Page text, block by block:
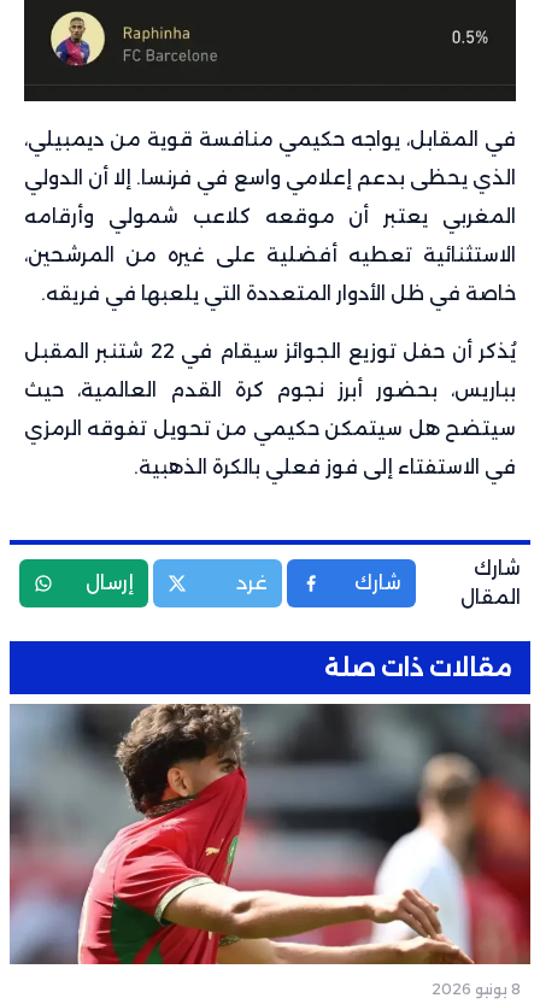
في المقابل، يواجه حكيمي منافسة قوية من ديمبيلي،
الذي يحظى بدعم إعلامي واسع في فرنسا. إلا أن الدولي
المغربي يعتبر أن موقعه كلاعب شمولي وأرقامه
الاستثنائية تعطيه أفضلية على غيره من المرشحين،
خاصة في ظل الأدوار المتعددة التي يلعبها في فريقه.
يُذكر أن حفل توزيع الجوائز سيقام في 22 شتنبر المقبل
بباريس، بحضور أبرز نجوم كرة القدم العالمية، حيث
سيتضح هل سيتمكن حكيمي من تحويل تفوقه الرمزي
في الاستفتاء إلى فوز فعلي بالكرة الذهبية.
شارك
المقال
شارك غرد إرسال
مقالات ذات صلة
8 يونيو 2026